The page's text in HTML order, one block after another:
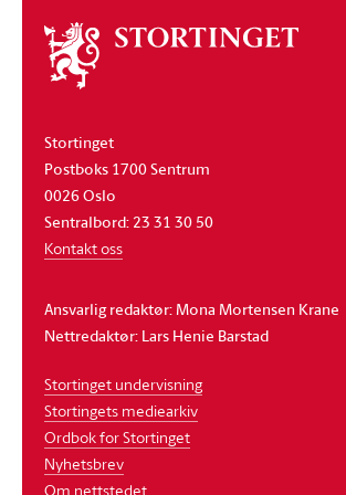
Om
stortinget
Stortinget
Postboks 1700 Sentrum
0026 Oslo
Sentralbord: 23 31 30 50
Kontakt oss
Ansvarlig redaktør: Mona Mortensen Krane
Nettredaktør: Lars Henie Barstad
Stortinget undervisning
Stortingets mediearkiv
Ordbok for Stortinget
Nyhetsbrev
Om nettstedet